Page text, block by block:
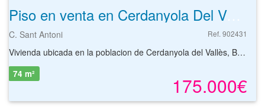
Piso en venta en Cerdanyola Del Valles de 74 m²
C. Sant Antoni Ref. 902431
Vivienda ubicada en la poblacion de Cerdanyola del Vallès, Barcelona.Municipio que dispone de todos los servicios básicos a su alcance, con oferta comercial y educativa como Instituto Banús, variedad de servicios de restauración y zonas verdes valoradas en las que poder realizar actividades al aire libre como Parque Cordellas.Vivienda para quienes quieran vivir en una zona muy bien comunicada como para aquellos que busquen invertir para arrendamiento con una muy buena rentabilidad.Todo ello, además, con excelentes comunicaciones por transporte público y Estación de tren Cerdanyola del Vallés.Consulte la disponibilidad de los inmuebles y solicite información sin compromiso.
175.000€
74 m²